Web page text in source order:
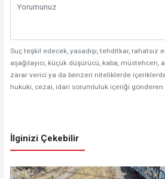
Suç teşkil edecek, yasadışı, tehditkar, rahatsız
aşağılayıcı, küçük düşürücü, kaba, müstehcen,
zarar verici ya da benzeri niteliklerde
hukuki, cezai, idari sorumluluk içeriği gönderen
İlginizi Çekebilir